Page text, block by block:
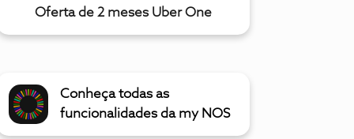
Oferta de 2 meses Uber One
Conheça todas as
funcionalidades da my NOS